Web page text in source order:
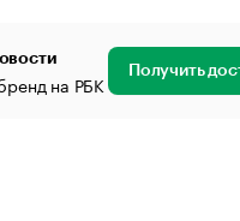
на РБК Получить